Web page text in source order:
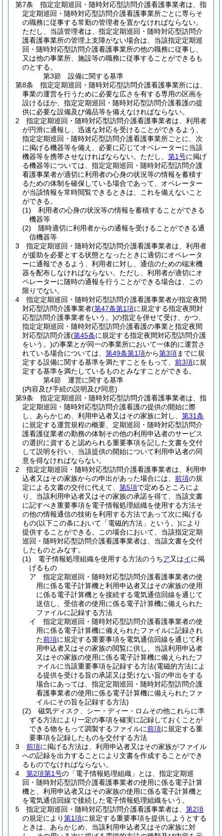
第7条
指定定期巡回・随時対応型訪問介護看護事業者は、指
定定期巡回・随時対応型訪問介護看護事業所ごとに専らそ
の職務に従事する常勤の管理者を置かなければならない。
ただし、当該管理者は、指定定期巡回・随時対応型訪問介
護看護事業所の管理上支障がない場合は、当該指定定期巡
回・随時対応型訪問介護看護事業所の他の職務に従事し、
又は他の事業所、施設等の職務に従事することができるも
のとする。
第3節
設備に関する基準
第8条
指定定期巡回・随時対応型訪問介護看護事業所には、
事業の運営を行うために必要な広さを有する専用の区画を
設けるほか、指定定期巡回・随時対応型訪問介護看護の提
供に必要な設備及び備品等を備えなければならない。
2
指定定期巡回・随時対応型訪問介護看護事業者は、利用者
が円滑に通報し、迅速な対応を受けることができるよう、
指定定期巡回・随時対応型訪問介護看護事業所ごとに、次
に掲げる機器等を備え、必要に応じてオペレーターに当該
機器等を携帯させなければならない。 ただし、 第1号に掲げ
る機器等については、指定定期巡回・随時対応型訪問介護
看護事業者が適切に利用者の心身の状況等の情報を蓄積す
るための体制を確保している場合であって、オペレーター
が当該情報を常時閲覧できるときは、これを備えないこと
ができる。
(1)
利用者の心身の状況等の情報を蓄積することができる
機器等
(2)
随時適切に利用者からの通報を受けることができる通
信機器等
3
指定定期巡回・随時対応型訪問介護看護事業者は、利用者
が援助を必要とする状態となったときに適切にオペレータ
ーに通報できるよう、利用者に対し、通信のための端末機
器を配布しなければならない。 ただし、利用者が適切にオ
ペレーターに随時の通報を行うことができる場合は、この
限りでない。
4
指定定期巡回・随時対応型訪問介護看護事業者が指定夜間
対応型訪問介護事業者(第47条第1項に規定する指定夜間対
応型訪問介護事業者をいう。)の指定を併せて受け、かつ、
指定定期巡回・随時対応型訪問介護看護の事業と指定夜間
対応型訪問介護(第45条に規定する指定夜間対応型訪問介護
をいう。)の事業とが同一の事業所において一体的に運営さ
れている場合については、 第49条第1項から第3項までに規
定する設備に関する基準を満たすことをもって、 前3項に規
定する基準を満たしているものとみなすことができる。
第4節
運営に関する基準
(内容及び手続の説明及び同意)
第9条
指定定期巡回・随時対応型訪問介護看護事業者は、指
定定期巡回・随時対応型訪問介護看護の提供の開始に際
し、あらかじめ、利用申込者又はその家族に対し、 第31条
に規定する運営規程の概要、定期巡回・随時対応型訪問介
護看護従業者の勤務の体制その他の利用申込者のサービス
の選択に資すると認められる重要事項を記した文書を交付
して説明を行い、当該提供の開始について利用申込者の同
意を得なければならない。
2
指定定期巡回・随時対応型訪問介護看護事業者は、利用申
込者又はその家族からの申出があった場合には、 前項の規
定による文書の交付に代えて、 第5項で定めるところによ
り、当該利用申込者又はその家族の承諾を得て、当該文書
に記すべき重要事項を電子情報処理組織を使用する方法そ
の他の情報通信の技術を利用する方法であって次に掲げる
もの(以下この条において「電磁的方法」という。)により
提供することができる。
この場合において、当該指定定期
巡回・随時対応型訪問介護看護事業者は、当該文書を交付
したものとみなす。
(1)
電子情報処理組織を使用する方法のうちア又はイに掲
げるもの
ア
指定定期巡回・随時対応型訪問介護看護事業者の使
用に係る電子計算機と利用申込者又はその家族の使用
に係る電子計算機とを接続する電気通信回線を通じて
送信し、受信者の使用に係る電子計算機に備えられた
ファイルに記録する方法
イ
指定定期巡回・随時対応型訪問介護看護事業者の使
用に係る電子計算機に備えられたファイルに記録され
た前項に規定する重要事項を電気通信回線を通じて利
用申込者又はその家族の閲覧に供し、当該利用申込者
又はその家族の使用に係る電子計算機に備えられたフ
ァイルに当該重要事項を記録する方法(電磁的方法によ
る提供を受ける旨の承諾又は受けない旨の申出をする
場合にあっては、指定定期巡回・随時対応型訪問介護
看護事業者の使用に係る電子計算機に備えられたファ
イルにその旨を記録する方法)
(2)
磁気ディスク、シー・ディー・ロムその他これらに準
ずる方法により一定の事項を確実に記録しておくことが
できる物をもって調製するファイルに前項に規定する重
要事項を記録したものを交付する方法
3
前項に掲げる方法は、利用申込者又はその家族がファイル
への記録を出力することにより文書を作成することができ
るものでなければならない。
4
第2項第1号の「電子情報処理組織」とは、指定定期巡
回・随時対応型訪問介護看護事業者の使用に係る電子計算
機と、利用申込者又はその家族の使用に係る電子計算機と
を電気通信回線で接続した電子情報処理組織をいう。
5
指定定期巡回・随時対応型訪問介護看護事業者は、 第2項
の規定により第1項に規定する重要事項を提供しようとする
ときは、あらかじめ、当該利用申込者又はその家族に対